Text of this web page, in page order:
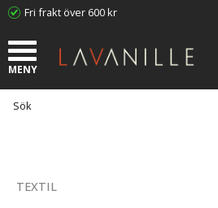
Fri frakt över 600 kr
TEXTIL